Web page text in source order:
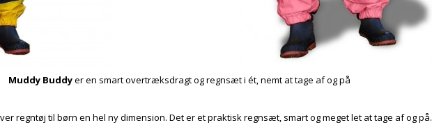
Muddy Buddyer en smart overtræksdragt og regnsæt i ét, nemt at tage af og på
regntøj til børn en hel ny dimension. Det er et praktisk regnsæt, smart og meget let at tage af og på.